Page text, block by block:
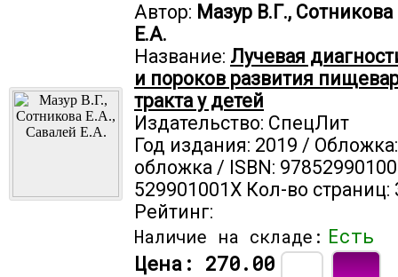
Автор: Мазур В.Г.,
Е.А.
Название: Лучевая
и пороков развития
тракта у детей
Издательство: СпецЛит
Год издания: 2019 /
обложка / ISBN:
529901001X Кол-во страниц:
Рейтинг:
Наличие на складе: Есть
Цена: 270.00